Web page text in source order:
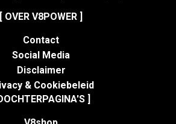
[ OVER V8POWER ]
Contact
Social Media
Disclaimer
& Cookiebeleid
]